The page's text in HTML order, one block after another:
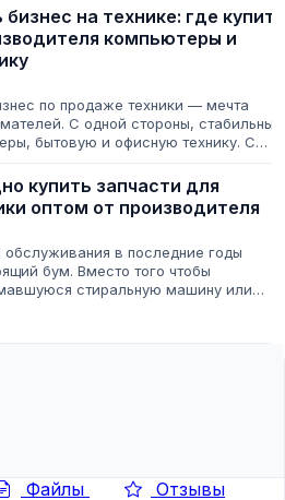
на заказ. Для...
бизнес на технике: где купить
компьютеры и
по продаже техники — мечта
С одной стороны, стабильный
бытовую и офисную технику. С
Кажется,...
купить запчасти для
оптом от производителя
обслуживания в последние годы
бум. Вместо того чтобы
стиральную машину или
Файлы Отзывы